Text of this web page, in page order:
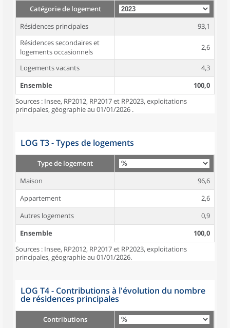
Catégorie de logement
Résidences principales
93,1
Résidences secondaires et
logements occasionnels
2,6
Logements vacants
4,3
Ensemble
100,0
Sources : Insee, RP2012, RP2017 et RP2023, exploitations
principales, géographie au 01/01/2026 .
LOG T3 - Types de logements
Type de logement
Maison
96,6
Appartement
2,6
Autres logements
0,9
Ensemble
100,0
Sources : Insee, RP2012, RP2017 et RP2023, exploitations
principales, géographie au 01/01/2026.
LOG T4 - Contributions à l'évolution du nombre
de résidences principales
Contributions